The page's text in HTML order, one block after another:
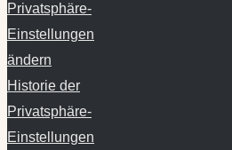
Privatsphäre-
Einstellungen
ändern
Historie der
Privatsphäre-
Einstellungen